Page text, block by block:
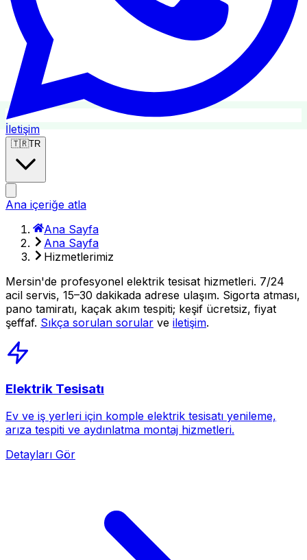
İletişim
🇹🇷TR
Ana içeriğe atla
Ana Sayfa
Ana Sayfa
Hizmetlerimiz
Mersin'de profesyonel elektrik tesisat hizmetleri. 7/24
acil servis, 15–30 dakikada adrese ulaşım. Sigorta atması,
pano tamiratı, kaçak akım tespiti; keşif ücretsiz, fiyat
şeffaf. Sıkça sorulan sorular ve iletişim.
Elektrik Tesisatı
Ev ve iş yerleri için komple elektrik tesisatı yenileme,
arıza tespiti ve aydınlatma montaj hizmetleri.
Detayları Gör